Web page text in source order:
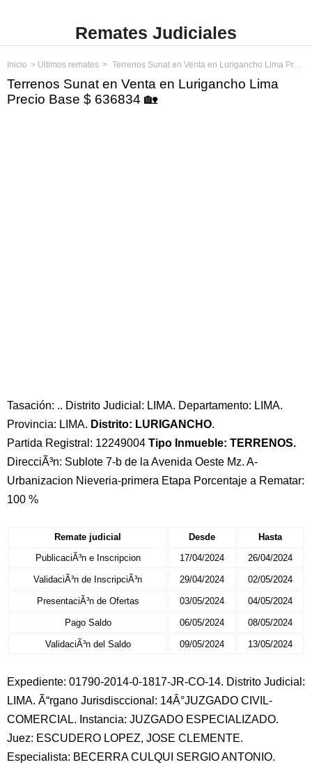
Remates Judiciales
Inicio Últimos remates Terrenos Sunat en Venta en Lurigancho Lima Precio Base $ 636834
Terrenos Sunat en Venta en Lurigancho Lima
Precio Base $ 636834 🏡
Tasación: .. Distrito Judicial: LIMA. Departamento: LIMA.
Provincia: LIMA. Distrito: LURIGANCHO.
Partida Registral: 12249004 Tipo Inmueble: TERRENOS.
DirecciÃ³n: Sublote 7-b de la Avenida Oeste Mz. A-
Urbanizacion Nieveria-primera Etapa Porcentaje a Rematar:
100 %
Remate judicial Desde
Hasta
PublicaciÃ³n e Inscripcion
17/04/2024 26/04/2024
ValidaciÃ³n de InscripciÃ³n 29/04/2024 02/05/2024
PresentaciÃ³n de Ofertas 03/05/2024 04/05/2024
Pago Saldo 06/05/2024 08/05/2024
ValidaciÃ³n del Saldo 09/05/2024 13/05/2024
Expediente: 01790-2014-0-1817-JR-CO-14. Distrito Judicial:
LIMA. Ã“rgano Jurisdisccional: 14Â°JUZGADO CIVIL-
COMERCIAL. Instancia: JUZGADO ESPECIALIZADO.
Juez: ESCUDERO LOPEZ, JOSE CLEMENTE.
Especialista: BECERRA CULQUI SERGIO ANTONIO.